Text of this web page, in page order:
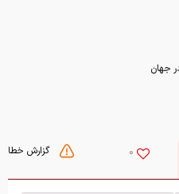
جهان
گزارش خطا 0